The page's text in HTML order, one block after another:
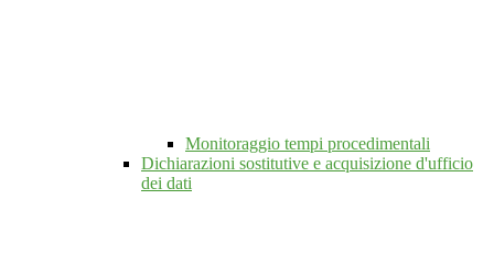
Monitoraggio tempi procedimentali
Dichiarazioni sostitutive e acquisizione d'ufficio
dei dati